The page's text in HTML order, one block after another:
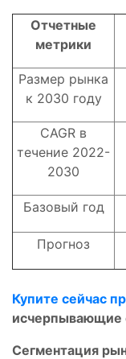
Отчетные
метрики
Размер рынка
к 2030 году
CAGR в
течение 2022-
2030
Базовый год
Прогноз
Купите сейчас
исчерпывающие
Сегментация